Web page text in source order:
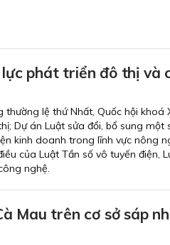
phát triển đô thị và
lệ thứ Nhất, Quốc hội khoá
Dự án Luật sửa đổi, bổ sung một
kinh doanh trong lĩnh vực nông
của Luật Tần số vô tuyến điện,
nghệ.
Mau trên cơ sở sáp